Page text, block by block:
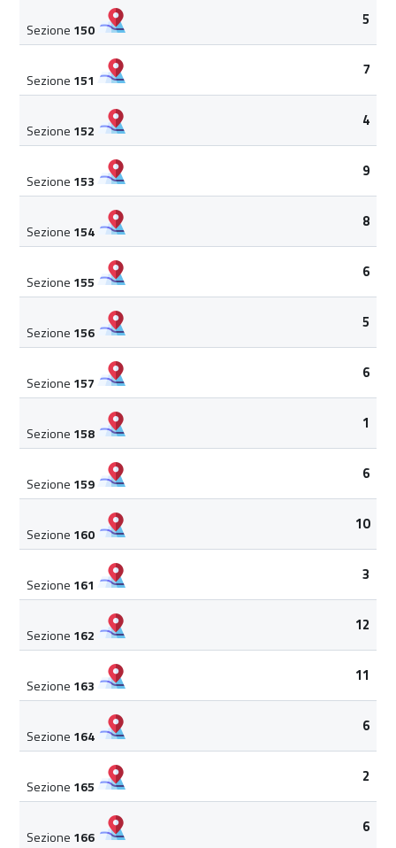
Sezione 150
5
Sezione 151
7
Sezione 152
4
Sezione 153
9
Sezione 154
8
Sezione 155
6
Sezione 156
5
Sezione 157
6
Sezione 158
1
Sezione 159
6
Sezione 160
10
Sezione 161
3
Sezione 162
12
Sezione 163
11
Sezione 164
6
Sezione 165
2
Sezione 166
6